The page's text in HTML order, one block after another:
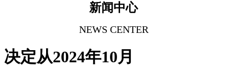
新闻中心
NEWS CENTER
决定从2024年10月